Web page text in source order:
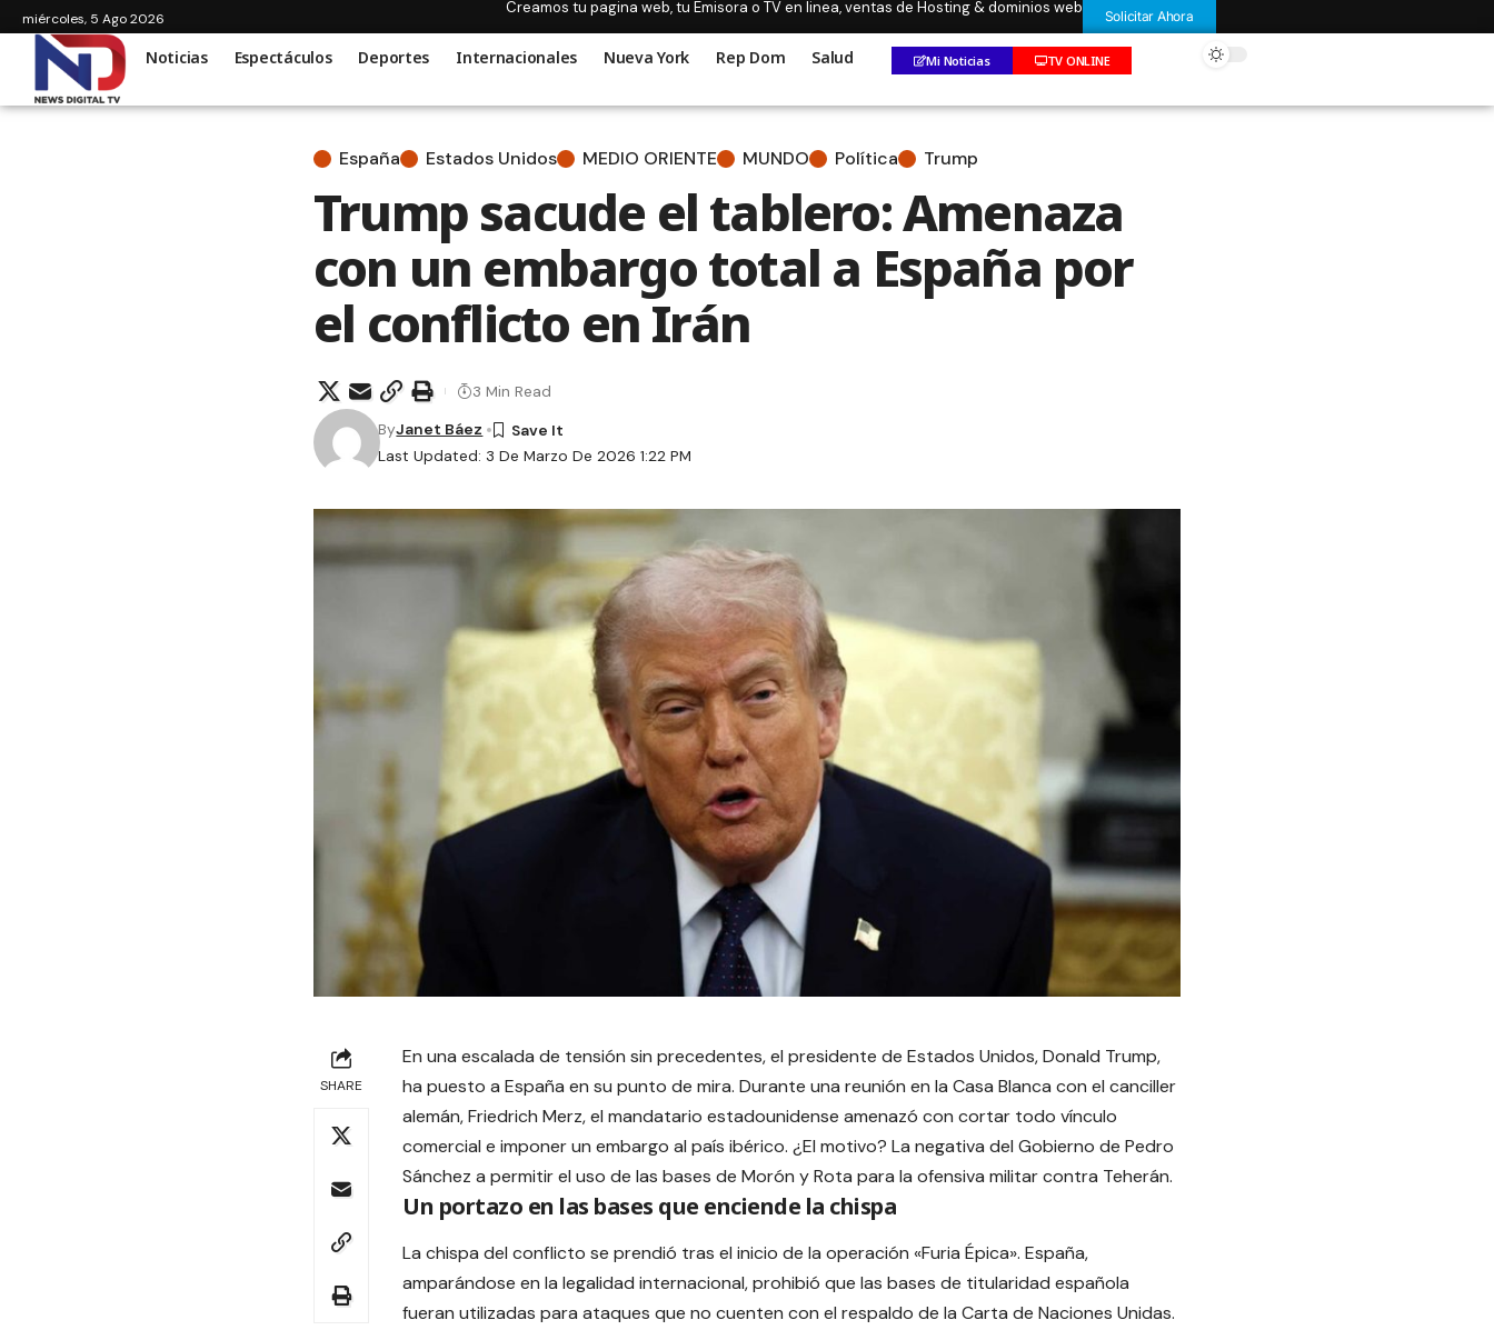
miércoles, 5 Ago 2026
Creamos tu pagina web, tu Emisora o TV en linea, ventas de Hosting & dominios web Solicitar Ahora
Noticias Espectáculos Deportes Internacionales Nueva York Rep Dom Salud Mi Noticias TV ONLINE
España Estados Unidos MEDIO ORIENTE MUNDO Política Trump
Trump sacude el tablero: Amenaza
con un embargo total a España por
el conflicto en Irán
Last Updated: 3 De Marzo De 2026 1:22 PM
ByJanet Báez
3 Min Read
SHARE
En una escalada de tensión sin precedentes, el presidente de Estados Unidos, Donald Trump,
ha puesto a España en su punto de mira. Durante una reunión en la Casa Blanca con el canciller
alemán, Friedrich Merz, el mandatario estadounidense amenazó con cortar todo vínculo
comercial e imponer un embargo al país ibérico. ¿El motivo? La negativa del Gobierno de Pedro
Sánchez a permitir el uso de las bases de Morón y Rota para la ofensiva militar contra Teherán.
Un portazo en las bases que enciende la chispa
La chispa del conflicto se prendió tras el inicio de la operación «Furia Épica». España,
amparándose en la legalidad internacional, prohibió que las bases de titularidad española
fueran utilizadas para ataques que no cuenten con el respaldo de la Carta de Naciones Unidas.